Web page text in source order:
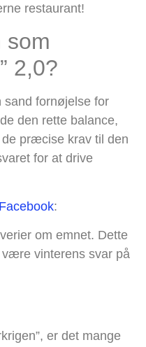
restaurant!
som
2,0?
sand fornøjelse for
den rette balance,
præcise krav til den
for at drive
:
om emnet. Dette
vinterens svar på
er det mange